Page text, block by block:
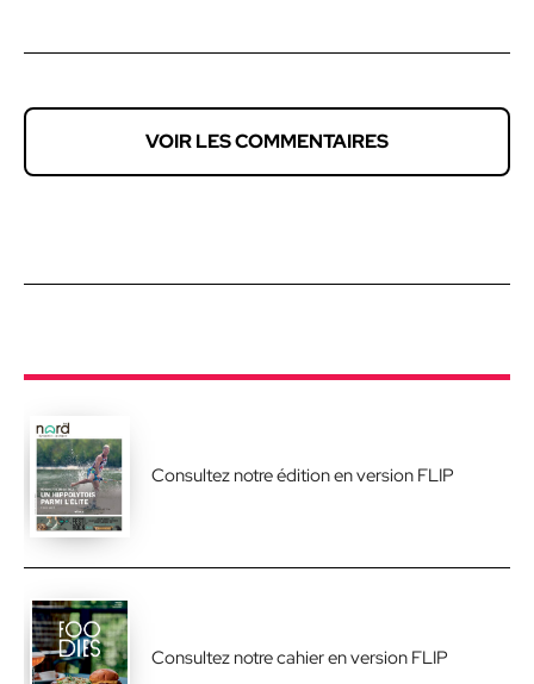
VOIR LES COMMENTAIRES
Consultez notre édition en version FLIP
Consultez notre cahier en version FLIP